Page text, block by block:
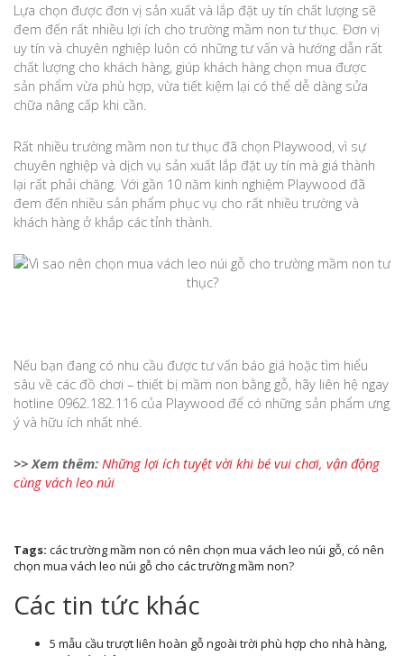
Lựa chọn được đơn vị sản xuất và lắp đặt uy tín chất lượng sẽ
đem đến rất nhiều lợi ích cho trường mầm non tư thục. Đơn vị
uy tín và chuyên nghiệp luôn có những tư vấn và hướng dẫn rất
chất lượng cho khách hàng, giúp khách hàng chọn mua được
sản phẩm vừa phù hợp, vừa tiết kiệm lại có thể dễ dàng sửa
chữa nâng cấp khi cần.
Rất nhiều trường mầm non tư thục đã chọn Playwood, vì sự
chuyên nghiệp và dịch vụ sản xuất lắp đặt uy tín mà giá thành
lại rất phải chăng. Với gần 10 năm kinh nghiệm Playwood đã
đem đến nhiều sản phẩm phục vụ cho rất nhiều trường và
khách hàng ở khắp các tỉnh thành.
Nếu bạn đang có nhu cầu được tư vấn báo giá hoặc tìm hiểu
sâu về các đồ chơi – thiết bị mầm non bằng gỗ, hãy liên hệ ngay
hotline 0962.182.116 của Playwood để có những sản phẩm ưng
ý và hữu ích nhất nhé.
>> Xem thêm: Những lợi ích tuyệt vời khi bé vui chơi, vận động
cùng vách leo núi
Tags: các trường mầm non có nên chọn mua vách leo núi gỗ,có nên
chọn mua vách leo núi gỗ cho các trường mầm non?
Các tin tức khác
5 mẫu cầu trượt liên hoàn gỗ ngoài trời phù hợp cho nhà hàng,